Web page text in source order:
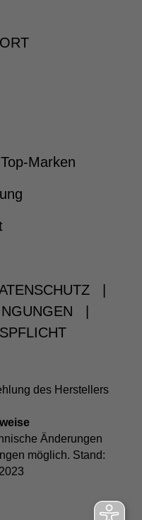
Marken
des Herstellers
Änderungen
möglich. Stand: